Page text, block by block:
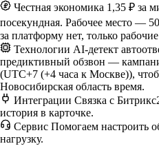
Честная экономика 1,35 ₽ за
посекундная. Рабочее место —
за платформу нет, только
Технологии AI-детект
предиктивный обзвон —
(UTC+7 (+4 часа к Москве)),
Новосибирская область время.
Интеграции Связка с
история в карточке.
Сервис Помогаем настроить
нагрузку.